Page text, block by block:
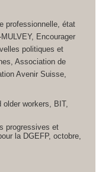
professionnelle, état
Encourager
politiques et
, Association de
Avenir Suisse,
older workers, BIT,
progressives et
la DGEFP, octobre,